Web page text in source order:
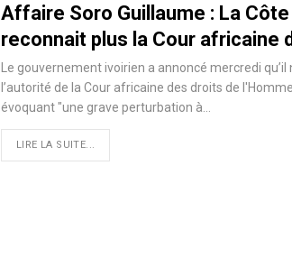
Affaire Soro Guillaume : La Côte
reconnait plus la Cour africaine
Le gouvernement ivoirien a annoncé mercredi qu’il
l’autorité de la Cour africaine des droits de
évoquant "une grave perturbation à
LIRE LA SUITE...